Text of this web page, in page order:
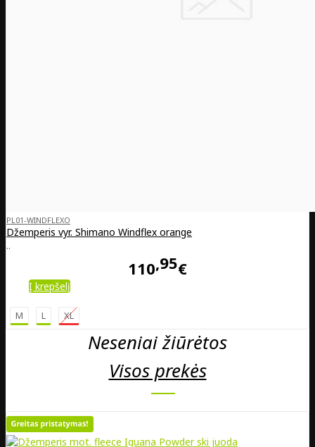
PL01-WINDFLEXO
Džemperis vyr. Shimano Windflex orange
..
110 95€
Į krepšelį
M L XL
Neseniai žiūrėtos
Visos prekės